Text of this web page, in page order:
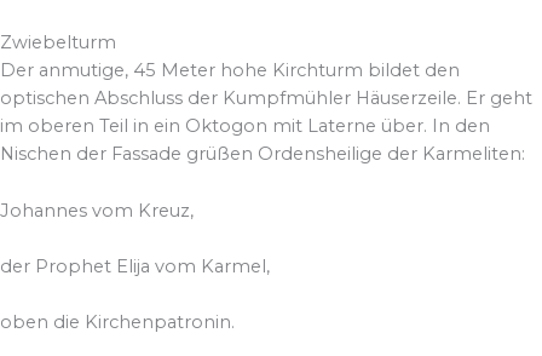
Zwiebelturm
Der anmutige, 45 Meter hohe Kirchturm bildet den
optischen Abschluss der Kumpfmühler Häuserzeile. Er geht
im oberen Teil in ein Oktogon mit Laterne über. In den
Nischen der Fassade grüßen Ordensheilige der Karmeliten:
Johannes vom Kreuz,
der Prophet Elija vom Karmel,
oben die Kirchenpatronin.